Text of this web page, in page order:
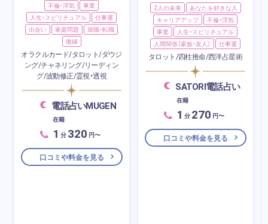
不倫・浮気
事業
人生・スピリチュアル
仕事運
出会い
家庭問題
就職・転職
復縁
オラクルカード/タロット/ダウジ
ング/チャネリング/リーディン
グ/波動修正/霊視・透視
電話占いMUGEN
在籍
1 分 320 円〜
口コミや料金を見る
2人の未来
あなたを好きな人
キャリアアップ
不倫・浮気
事業
人生・スピリチュアル
人間関係（家族・友人）
仕事運
タロット/四柱推命/西洋占星術
SATORI電話占い
在籍
1 分 270 円〜
口コミや料金を見る